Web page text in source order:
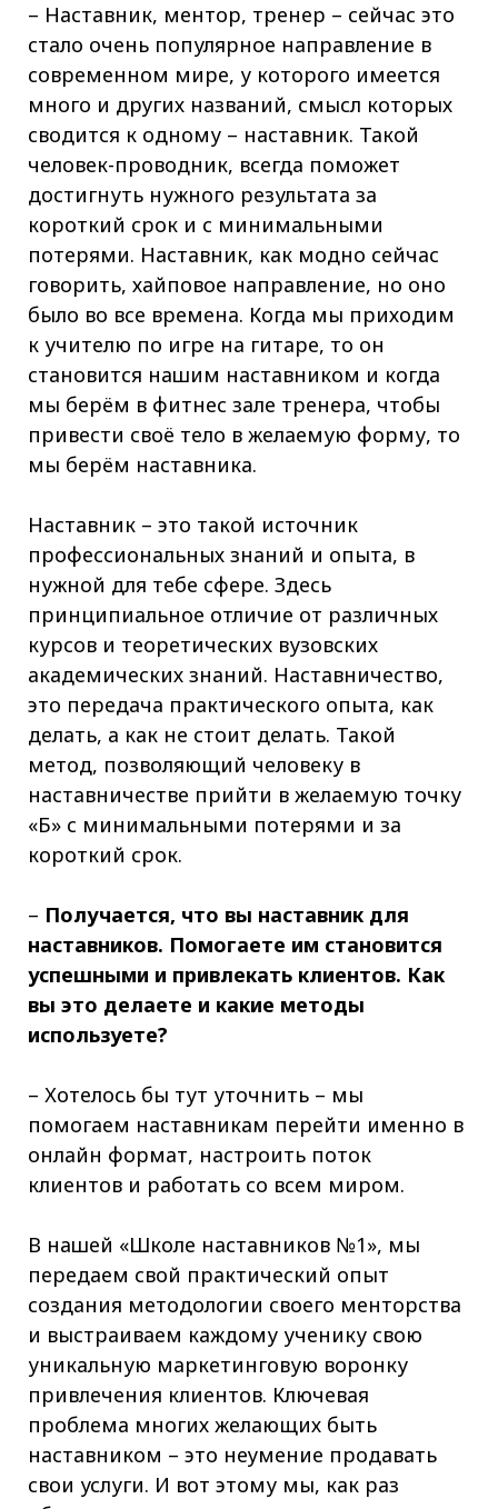
– Наставник, ментор, тренер – сейчас это
стало очень популярное направление в
современном мире, у которого имеется
много и других названий, смысл которых
сводится к одному – наставник. Такой
человек-проводник, всегда поможет
достигнуть нужного результата за
короткий срок и с минимальными
потерями. Наставник, как модно сейчас
говорить, хайповое направление, но оно
было во все времена. Когда мы приходим
к учителю по игре на гитаре, то он
становится нашим наставником и когда
мы берём в фитнес зале тренера, чтобы
привести своё тело в желаемую форму, то
мы берём наставника.
Наставник – это такой источник
профессиональных знаний и опыта, в
нужной для тебе сфере. Здесь
принципиальное отличие от различных
курсов и теоретических вузовских
академических знаний. Наставничество,
это передача практического опыта, как
делать, а как не стоит делать. Такой
метод, позволяющий человеку в
наставничестве прийти в желаемую точку
«Б» с минимальными потерями и за
короткий срок.
– Получается, что вы наставник для
наставников. Помогаете им становится
успешными и привлекать клиентов. Как
вы это делаете и какие методы
используете?
– Хотелось бы тут уточнить – мы
помогаем наставникам перейти именно в
онлайн формат, настроить поток
клиентов и работать со всем миром.
В нашей «Школе наставников №1», мы
передаем свой практический опыт
создания методологии своего менторства
и выстраиваем каждому ученику свою
уникальную маркетинговую воронку
привлечения клиентов. Ключевая
проблема многих желающих быть
наставником – это неумение продавать
свои услуги. И вот этому мы, как раз